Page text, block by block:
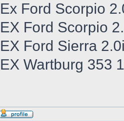
Ex Ford Scorpio
EX Ford Scorpio
EX Ford Sierra
EX Wartburg 353